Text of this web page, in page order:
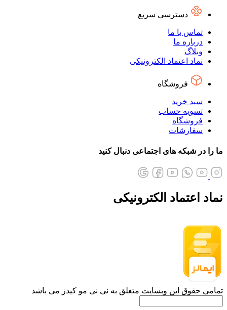
دسترسی سریع
تماس با ما
درباره ما
وبلاگ
نماد اعتماد الکترونیکی
فروشگاه
سبد خرید
تسویه حساب
فروشگاه
سفارشات
ما را در شبکه های اجتماعی دنبال کنید
نماد اعتماد الکترونیکی
تمامی حقوق این وبسایت متعلق به نی نی مو کیدز می باشد